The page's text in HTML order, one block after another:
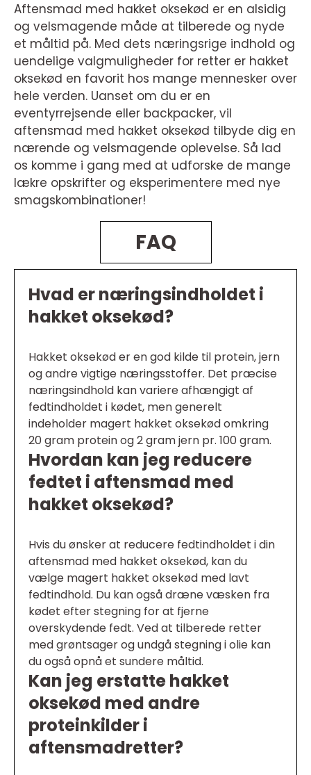
Aftensmad med hakket oksekød er en alsidig
og velsmagende måde at tilberede og nyde
et måltid på. Med dets næringsrige indhold og
uendelige valgmuligheder for retter er hakket
oksekød en favorit hos mange mennesker over
hele verden. Uanset om du er en
eventyrrejsende eller backpacker, vil
aftensmad med hakket oksekød tilbyde dig en
nærende og velsmagende oplevelse. Så lad
os komme i gang med at udforske de mange
lækre opskrifter og eksperimentere med nye
smagskombinationer!
FAQ
Hvad er næringsindholdet i
hakket oksekød?
Hakket oksekød er en god kilde til protein, jern
og andre vigtige næringsstoffer. Det præcise
næringsindhold kan variere afhængigt af
fedtindholdet i kødet, men generelt
indeholder magert hakket oksekød omkring
20 gram protein og 2 gram jern pr. 100 gram.
Hvordan kan jeg reducere
fedtet i aftensmad med
hakket oksekød?
Hvis du ønsker at reducere fedtindholdet i din
aftensmad med hakket oksekød, kan du
vælge magert hakket oksekød med lavt
fedtindhold. Du kan også dræne væsken fra
kødet efter stegning for at fjerne
overskydende fedt. Ved at tilberede retter
med grøntsager og undgå stegning i olie kan
du også opnå et sundere måltid.
Kan jeg erstatte hakket
oksekød med andre
proteinkilder i
aftensmadretter?